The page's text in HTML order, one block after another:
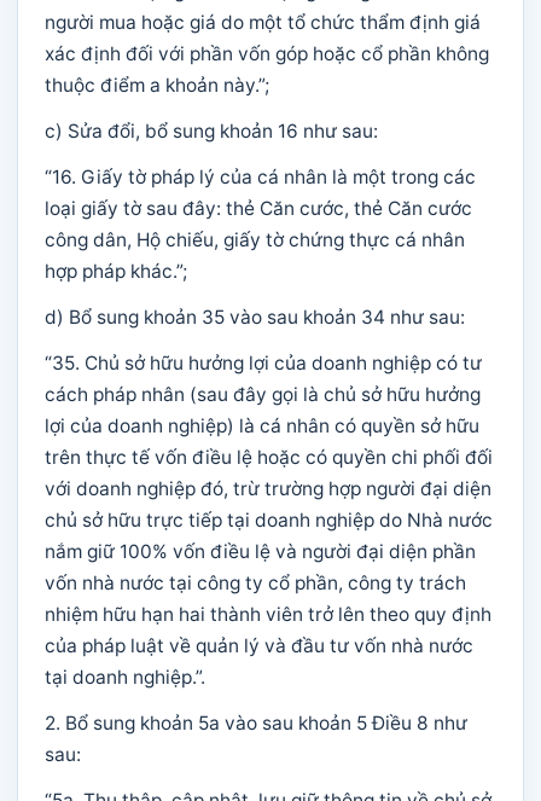
người mua hoặc giá do một tổ chức thẩm định giá
xác định đối với phần vốn góp hoặc cổ phần không
thuộc điểm a khoản này.”;
c) Sửa đổi, bổ sung khoản 16 như sau:
“16. Giấy tờ pháp lý của cá nhân là một trong các
loại giấy tờ sau đây: thẻ Căn cước, thẻ Căn cước
công dân, Hộ chiếu, giấy tờ chứng thực cá nhân
hợp pháp khác.”;
d) Bổ sung khoản 35 vào sau khoản 34 như sau:
“35. Chủ sở hữu hưởng lợi của doanh nghiệp có tư
cách pháp nhân (sau đây gọi là chủ sở hữu hưởng
lợi của doanh nghiệp) là cá nhân có quyền sở hữu
trên thực tế vốn điều lệ hoặc có quyền chi phối đối
với doanh nghiệp đó, trừ trường hợp người đại diện
chủ sở hữu trực tiếp tại doanh nghiệp do Nhà nước
nắm giữ 100% vốn điều lệ và người đại diện phần
vốn nhà nước tại công ty cổ phần, công ty trách
nhiệm hữu hạn hai thành viên trở lên theo quy định
của pháp luật về quản lý và đầu tư vốn nhà nước
tại doanh nghiệp.”.
2. Bổ sung khoản 5a vào sau khoản 5 Điều 8 như
sau: